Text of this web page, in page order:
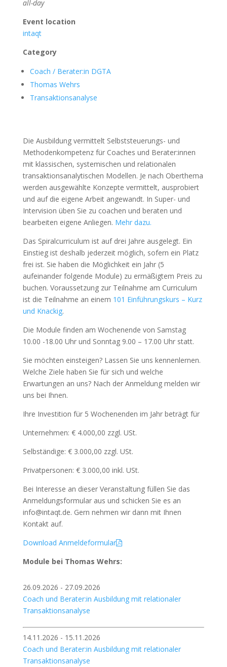
all-day
Event location
intaqt
Category
Coach / Berater:in DGTA
Thomas Wehrs
Transaktionsanalyse
Die Ausbildung vermittelt Selbststeuerungs- und
Methodenkompetenz für Coaches und Berater:innen
mit klassischen, systemischen und relationalen
transaktionsanalytischen Modellen. Je nach Oberthema
werden ausgewählte Konzepte vermittelt, ausprobiert
und auf die eigene Arbeit angewandt. In Super- und
Intervision üben Sie zu coachen und beraten und
bearbeiten eigene Anliegen. Mehr dazu.
Das Spiralcurriculum ist auf drei Jahre ausgelegt. Ein
Einstieg ist deshalb jederzeit möglich, sofern ein Platz
frei ist. Sie haben die Möglichkeit ein Jahr (5
aufeinander folgende Module) zu ermäßigtem Preis zu
buchen. Voraussetzung zur Teilnahme am Curriculum
ist die Teilnahme an einem 101 Einführungskurs – Kurz
und Knackig.
Die Module finden am Wochenende von Samstag
10.00 -18.00 Uhr und Sonntag 9.00 – 17.00 Uhr statt.
Sie möchten einsteigen? Lassen Sie uns kennenlernen.
Welche Ziele haben Sie für sich und welche
Erwartungen an uns? Nach der Anmeldung melden wir
uns bei Ihnen.
Ihre Investition für 5 Wochenenden im Jahr beträgt für
Unternehmen: € 4.000,00 zzgl. USt.
Selbständige: € 3.000,00 zzgl. USt.
Privatpersonen: € 3.000,00 inkl. USt.
Bei Interesse an dieser Veranstaltung füllen Sie das
Anmeldungsformular aus und schicken Sie es an
info@intaqt.de. Gern nehmen wir dann mit Ihnen
Kontakt auf.
Download Anmeldeformular
Module bei Thomas Wehrs:
26.09.2026 - 27.09.2026
Coach und Berater:in Ausbildung mit relationaler
Transaktionsanalyse
14.11.2026 - 15.11.2026
Coach und Berater:in Ausbildung mit relationaler
Transaktionsanalyse